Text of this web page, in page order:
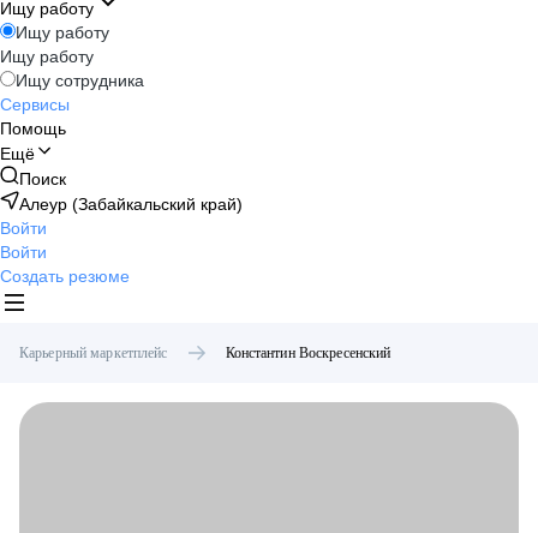
Ищу работу
Ищу работу
Ищу работу
Ищу сотрудника
Сервисы
Помощь
Ещё
Поиск
Алеур (Забайкальский край)
Войти
Войти
Создать резюме
Карьерный маркетплейс Константин Воскресенский